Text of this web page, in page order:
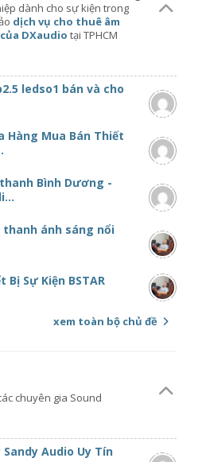
dành cho sự kiện trong
dịch vụ cho thuê âm
DXaudio tại TPHCM
ledso1 bán và cho
Hàng Mua Bán Thiết
Bình Dương -
thanh ánh sáng nổi
Bị Sự Kiện BSTAR
xem toàn bộ chủ đề
chuyên gia Sound
Audio Uy Tín